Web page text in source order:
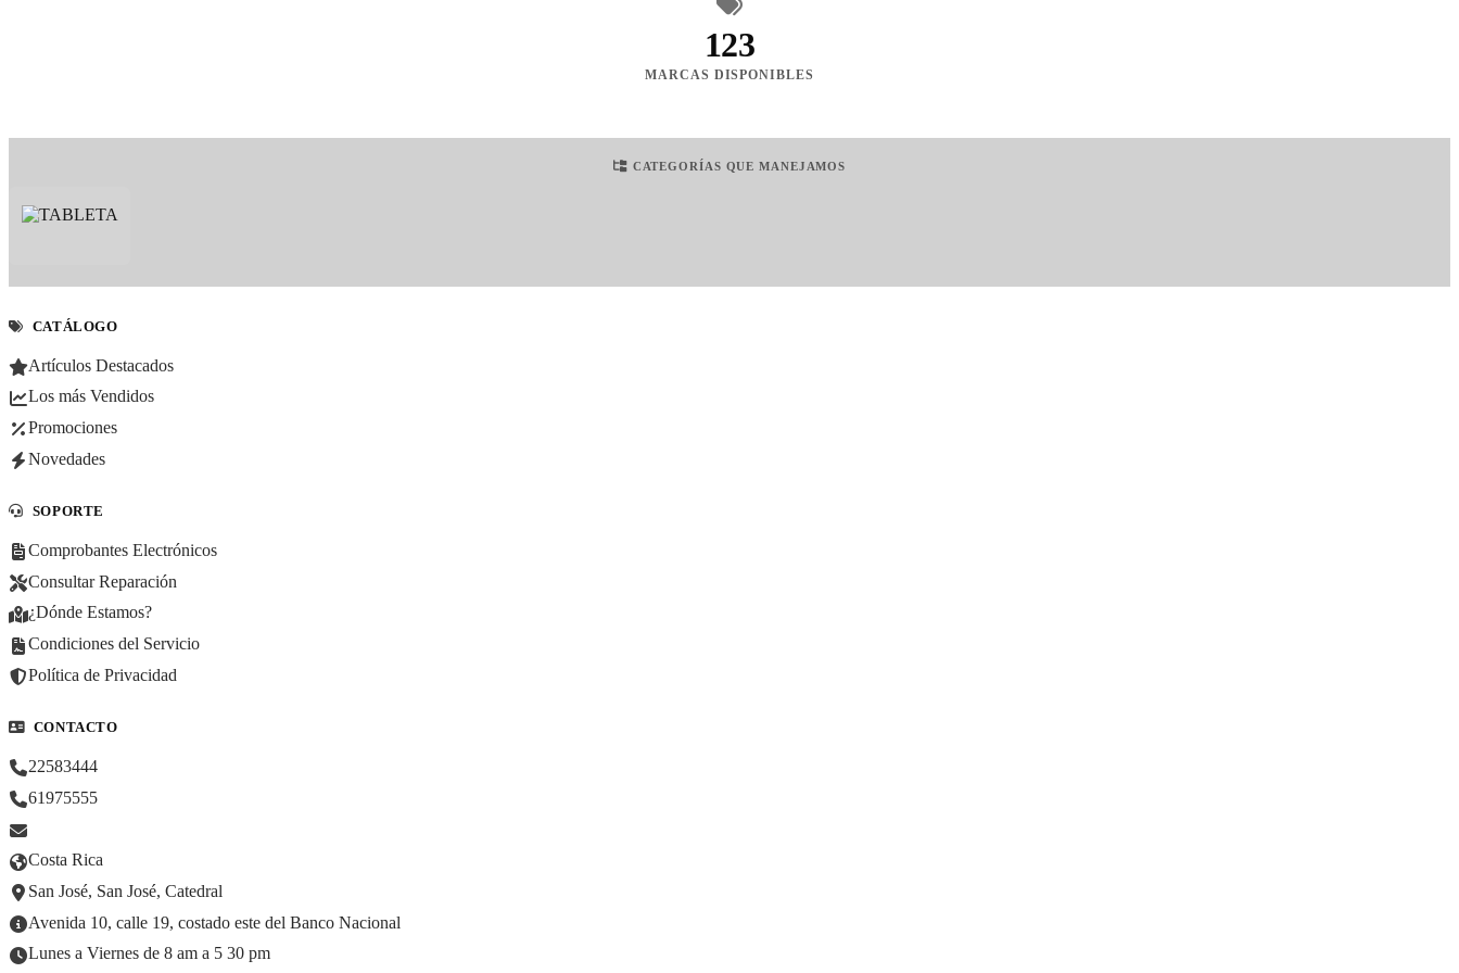
123
MARCAS DISPONIBLES
CATEGORÍAS QUE MANEJAMOS
CATÁLOGO
Artículos Destacados
Los más Vendidos
Promociones
Novedades
SOPORTE
Comprobantes Electrónicos
Consultar Reparación
¿Dónde Estamos?
Condiciones del Servicio
Política de Privacidad
CONTACTO
22583444
61975555
Costa Rica
San José, San José, Catedral
Avenida 10, calle 19, costado este del Banco Nacional
Lunes a Viernes de 8 am a 5 30 pm